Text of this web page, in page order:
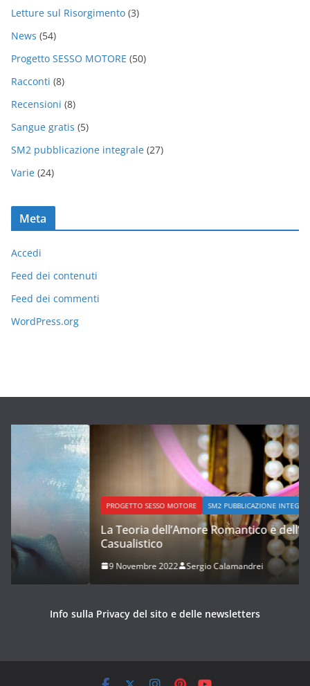
Letture sul Risorgimento (3)
News (54)
Progetto SESSO MOTORE (50)
Racconti (8)
Recensioni (8)
Sangue gratis (5)
SM2 pubblicazione integrale (27)
Varie (24)
Meta
Accedi
Feed dei contenuti
Feed dei commenti
WordPress.org
PROGETTO SESSO MOTORE SM2 PUBBLICAZIONE INTEGRALE
La Teoria dell’Amore Romantico e dell’Amore
Casualistico
9 Novembre 2022 Sergio Calamandrei
Info sulla Privacy del sito e delle newsletters